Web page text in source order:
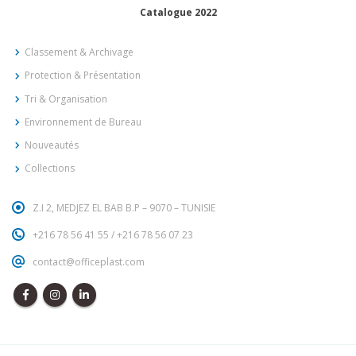
Catalogue 2022
Classement & Archivage
Protection & Présentation
Tri & Organisation
Environnement de Bureau
Nouveautés
Collections
Z.I 2, MEDJEZ EL BAB B.P – 9070 – TUNISIE
+216 78 56 41 55 /+216 78 56 07 23
contact@officeplast.com